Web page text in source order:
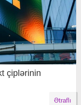
çiplərinin
Ətraflı